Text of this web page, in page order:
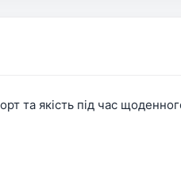
та якість під час